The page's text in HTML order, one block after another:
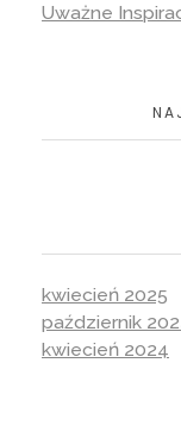
Uważne
kwiecień 2025
październik
kwiecień 2024